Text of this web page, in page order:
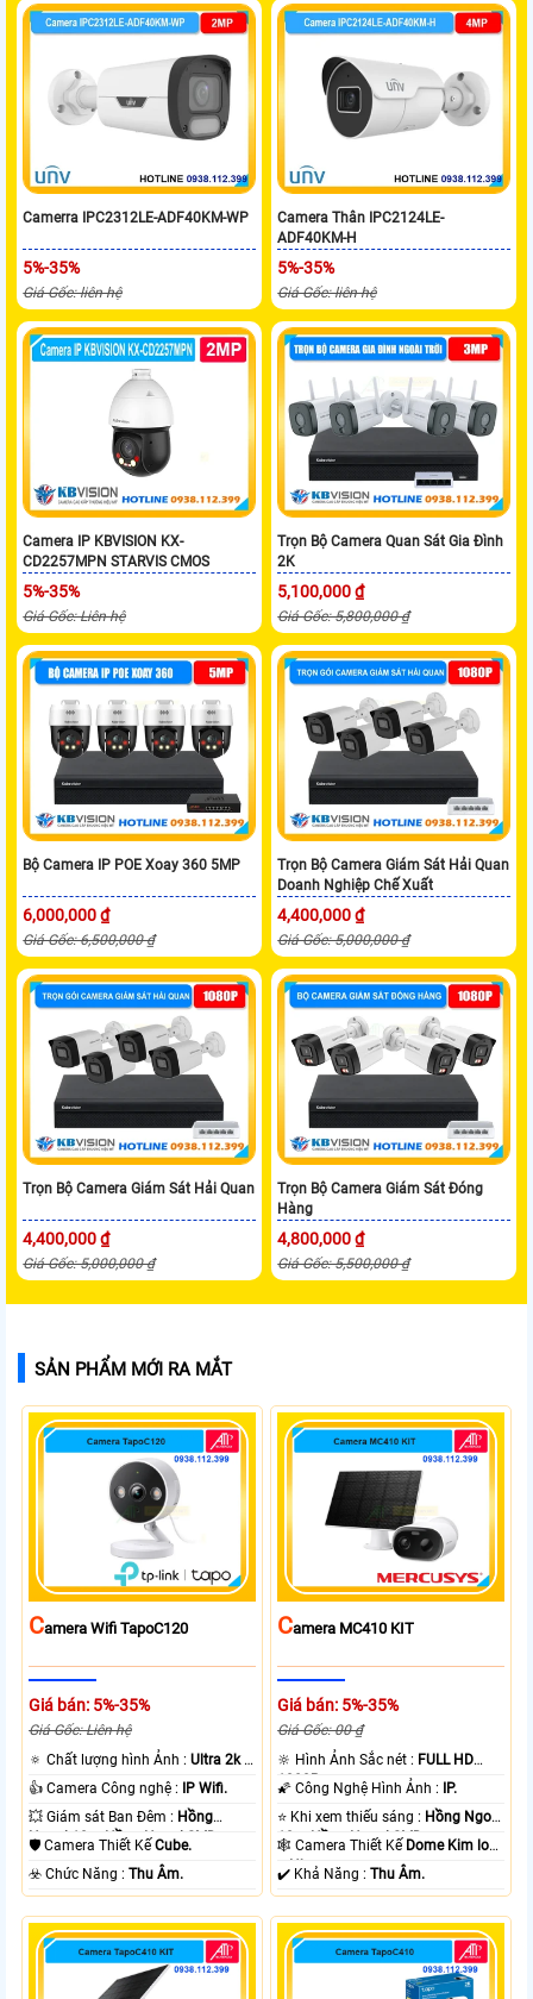
Camerra IPC2312LE-ADF40KM-WP
5%-35%
Giá Gốc: liên hệ
Camera Thân IPC2124LE-
ADF40KM-H
5%-35%
Giá Gốc: liên hệ
Camera IP KBVISION KX-
CD2257MPN STARVIS CMOS
5%-35%
Giá Gốc: Liên hệ
Trọn Bộ Camera Quan Sát Gia Đình
2K
5,100,000 ₫
Giá Gốc: 5,800,000 ₫
Bộ Camera IP POE Xoay 360 5MP
6,000,000 ₫
Giá Gốc: 6,500,000 ₫
Trọn Bộ Camera Giám Sát Hải Quan
Doanh Nghiệp Chế Xuất
4,400,000 ₫
Giá Gốc: 5,000,000 ₫
Trọn Bộ Camera Giám Sát Hải Quan
4,400,000 ₫
Giá Gốc: 5,000,000 ₫
Trọn Bộ Camera Giám Sát Đóng
Hàng
4,800,000 ₫
Giá Gốc: 5,500,000 ₫
SẢN PHẨM MỚI RA MẮT
CAmera Wifi TapoC120
Giá bán: 5%-35%
Giá Gốc: Liên hệ
🔅 Chất lượng hình Ảnh :Ultra 2k +
.
👍 Camera Công nghệ :
IP Wifi.
💥 Giám sát Ban Đêm : Hồng
Ngoại 10m Hồng Ngoại SMD.
🛡 Camera Thiết KếCube.
️☣️ Chức Năng :Thu Âm.
CAmera MC410 KIT
Giá bán: 5%-35%
Giá Gốc: 00 ₫
🔆 Hình Ảnh Sắc nét : FULL HD
1080P .
🌠 Công Nghệ Hình Ảnh :
IP.
⭐ Khi xem thiếu sáng : Hồng Ngoại
10m Hồng Ngoại SMD.
🕸️ Camera Thiết Kế Dome Kim loại
+ Nhựa.
️✔️ Khả Năng :Thu Âm.